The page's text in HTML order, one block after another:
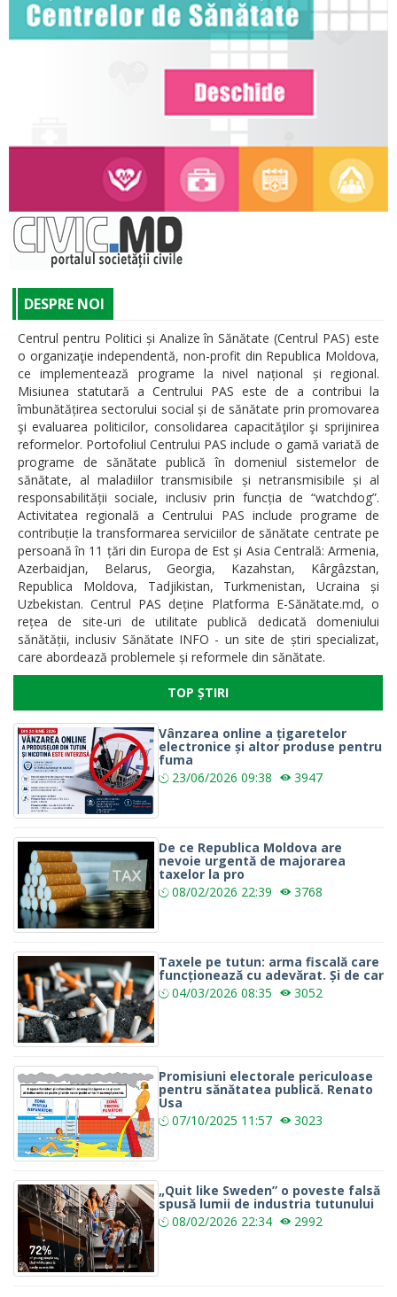
DESPRE NOI
Centrul pentru Politici și Analize în Sănătate (Centrul PAS) este
o organizaţie independentă, non-profit din Republica Moldova,
ce implementează programe la nivel național și regional.
Misiunea statutară a Centrului PAS este de a contribui la
îmbunătățirea sectorului social și de sănătate prin promovarea
şi evaluarea politicilor, consolidarea capacităţilor şi sprijinirea
reformelor. Portofoliul Centrului PAS include o gamă variată de
programe de sănătate publică în domeniul sistemelor de
sănătate, al maladiilor transmisibile și netransmisibile și al
responsabilității sociale, inclusiv prin funcția de “watchdog”.
Activitatea regională a Centrului PAS include programe de
contribuție la transformarea serviciilor de sănătate centrate pe
persoană în 11 țări din Europa de Est și Asia Centrală: Armenia,
Azerbaidjan, Belarus, Georgia, Kazahstan, Kârgâzstan,
Republica Moldova, Tadjikistan, Turkmenistan, Ucraina și
Uzbekistan. Centrul PAS deține Platforma E-Sănătate.md, o
rețea de site-uri de utilitate publică dedicată domeniului
sănătății, inclusiv Sănătate INFO - un site de știri specializat,
care abordează problemele și reformele din sănătate.
TOP ȘTIRI
Vânzarea online a țigaretelor
electronice și altor produse pentru
fuma
23/06/2026 09:38 3947
De ce Republica Moldova are
nevoie urgentă de majorarea
taxelor la pro
08/02/2026 22:39 3768
Taxele pe tutun: arma fiscală care
funcționează cu adevărat. Și de car
04/03/2026 08:35 3052
Promisiuni electorale periculoase
pentru sănătatea publică. Renato
Usa
07/10/2025 11:57 3023
„Quit like Sweden” o poveste falsă
spusă lumii de industria tutunului
08/02/2026 22:34 2992